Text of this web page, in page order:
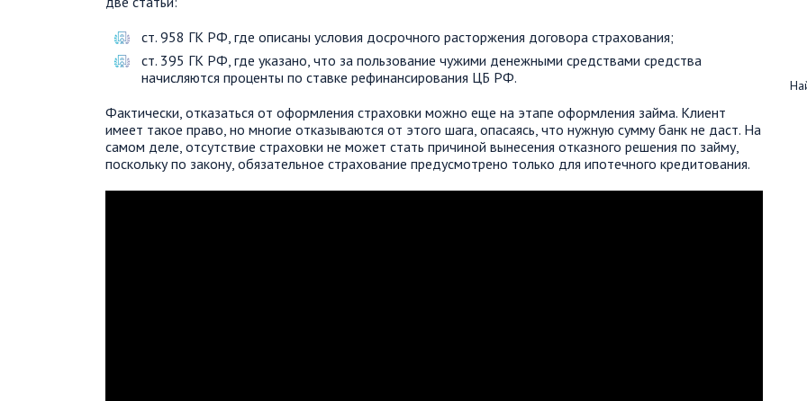
ст. 958 ГК РФ, где описаны условия досрочного расторжения договора страхования;
ст. 395 ГК РФ, где указано, что за пользование чужими денежными средствами средства
начисляются проценты по ставке рефинансирования ЦБ РФ.
Фактически, отказаться от оформления страховки можно еще на этапе оформления займа. Клиент
имеет такое право, но многие отказываются от этого шага, опасаясь, что нужную сумму банк не даст. На
самом деле, отсутствие страховки не может стать причиной вынесения отказного решения по займу,
поскольку по закону, обязательное страхование предусмотрено только для ипотечного кредитования.